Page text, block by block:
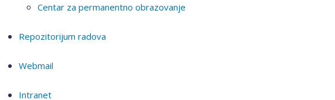
Centar za permanentno obrazovanje
Repozitorijum radova
Webmail
Intranet